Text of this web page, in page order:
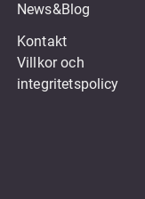
News&Blog
Kontakt
Villkor och
integritetspolicy